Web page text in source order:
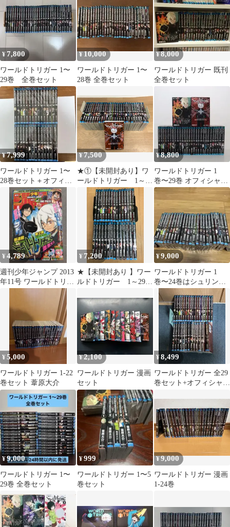
¥ 7,800
ワールドトリガー 1〜
29巻 全巻セット
¥10,000
ワールドトリガー 1〜
28巻 全巻セット
¥8,000
ワールドトリガー 既刊
全巻セット
¥7,999
ワールドトリガー 1〜
28巻セット＋オフィシ
ャルデータブック 葦原
大介
¥7,500
★①【未開封あり】ワ
ールドトリガー 1～29
巻 コミック全巻＋オ
フィシャルデータブッ
ク《ST16B》S5
¥8,800
ワールドトリガー 1
巻〜29巻 オフィシャル
データブック 全巻セ
ット
¥4,789
週刊少年ジャンプ 2013
年11号 ワールドトリガ
¥ 7,200
★【未開封あり 】ワー
ルドトリガー 1～29
ト 《ST06D》S6
¥9,000
ワールドトリガー 1
巻〜24巻はシュリンク
未開封です
¥5,000
ワールドトリガー 1-22
巻セット 葦原大介
¥2,100
ワールドトリガー 漫画
セット
¥8,499
ワールドトリガー 全29
巻セット+オフィシャル
¥9,000
ワールドトリガー 1〜
29巻 全巻セット
¥999
ワールドトリガー 1〜5
巻セット
¥9,000
ワールドトリガー 漫画
1-24巻